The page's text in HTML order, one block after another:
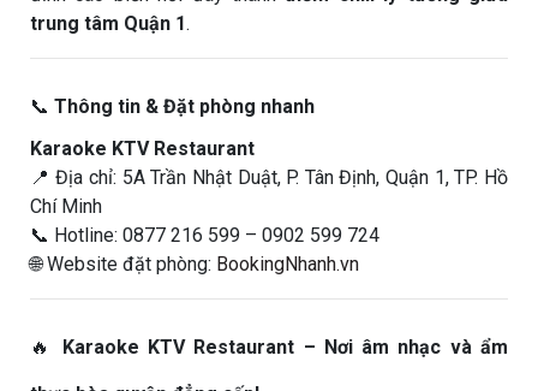
trung tâm Quận 1.
📞 Thông tin & Đặt phòng nhanh
Karaoke KTV Restaurant
📍 Địa chỉ: 5A Trần Nhật Duật, P. Tân Định, Quận 1, TP. Hồ
Chí Minh
📞 Hotline: 0877 216 599 – 0902 599 724
🌐 Website đặt phòng: BookingNhanh.vn
🔥 Karaoke KTV Restaurant – Nơi âm nhạc và ẩm